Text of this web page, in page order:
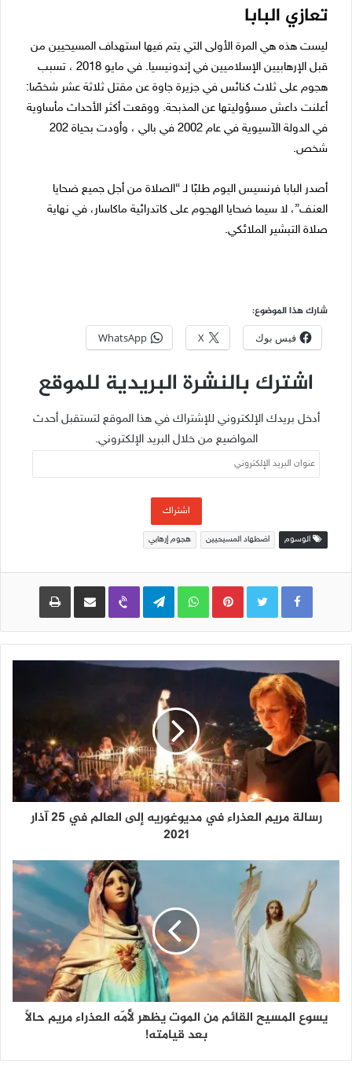
تعازي البابا
ليست هذه هي المرة الأولى التي يتم فيها استهداف المسيحيين من
قبل الإرهابيين الإسلاميين في إندونيسيا. في مايو 2018 ، تسبب
هجوم على ثلاث كنائس في جزيرة جاوة عن مقتل ثلاثة عشر شخصًا:
أعلنت داعش مسؤوليتها عن المذبحة. ووقعت أكثر الأحداث مأساوية
في الدولة الآسيوية في عام 2002 في بالي ، وأودت بحياة 202
شخص.
أصدر البابا فرنسيس اليوم طلبًا لـ “الصلاة من أجل جميع ضحايا
العنف”، لا سيما ضحايا الهجوم على كاتدرائية ماكاسار، في نهاية
صلاة التبشير الملائكي.
شارك هذا الموضوع:
فيس بوك X
WhatsApp
اشترك بالنشرة البريدية للموقع
أدخل بريدك الإلكتروني للإشتراك في هذا الموقع لتستقبل أحدث
المواضيع من خلال البريد الإلكتروني.
عنوان
البريد
اشتراك
الوسوم اضطهاد المسيحيين هجوم إرهابي
Pinterest
WhatsApp
Telegram
Viber مشاركة عبر البريد طباعة
رسالة مريم العذراء في مديوغوريه إلى العالم في 25 آذار
2021
يسوع المسيح القائم من الموت يظهر لأُمّه العذراء مريم حالًا
بعد قيامته!